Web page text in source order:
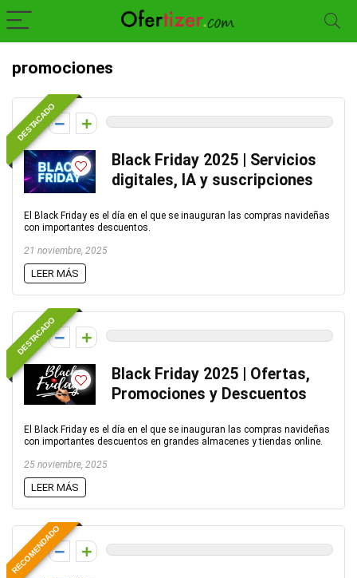
promociones
DESTACADO
0
Black Friday 2025 | Servicios
digitales, IA y suscripciones
El Black Friday es el día en el que se inauguran las compras navideñas
con importantes descuentos.
21 noviembre, 2025
LEER MÁS
DESTACADO
0
Black Friday 2025 | Ofertas,
Promociones y Descuentos
El Black Friday es el día en el que se inauguran las compras navideñas
con importantes descuentos en grandes almacenes y tiendas online.
25 noviembre, 2025
LEER MÁS
RECOMENDADO
0